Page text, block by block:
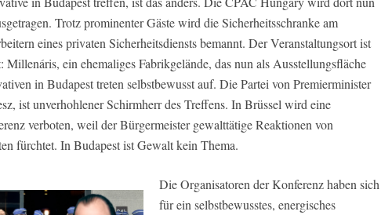
Trotz prominenter Gäste wird die Sicherheitsschranke am
eines privaten Sicherheitsdiensts bemannt. Der Veranstaltungsort ist
Millenáris, ein ehemaliges Fabrikgelände, das nun als Ausstellungsfläche
in Budapest treten selbstbewusst auf. Die Partei von Premierminister
ist unverhohlener Schirmherr des Treffens. In Brüssel wird eine
verboten, weil der Bürgermeister gewalttätige Reaktionen von
fürchtet. In Budapest ist Gewalt kein Thema.
Die Organisatoren der Konferenz haben sich
für ein selbstbewusstes, energisches